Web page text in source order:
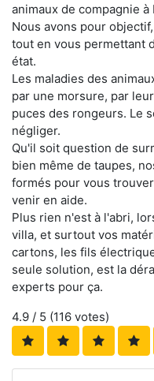
animaux de compagnie à
Nous avons pour
tout en vous permettant
état.
Les maladies des
par une morsure, par
puces des rongeurs. Le
négliger.
Qu'il soit question de
bien même de taupes,
formés pour vous
venir en aide.
Plus rien n'est à l'abri,
villa, et surtout vos
cartons, les fils
seule solution, est la
experts pour ça.
4.9 / 5 (116 votes)